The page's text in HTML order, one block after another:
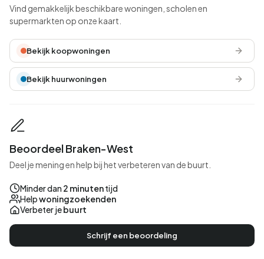
Vind gemakkelijk beschikbare woningen, scholen en
supermarkten op onze kaart.
Bekijk koopwoningen
Bekijk huurwoningen
Beoordeel Braken-West
Deel je mening en help bij het verbeteren van de buurt.
Minder dan 2 minutentijd
Helpwoningzoekenden
Verbeter jebuurt
Schrijf een beoordeling